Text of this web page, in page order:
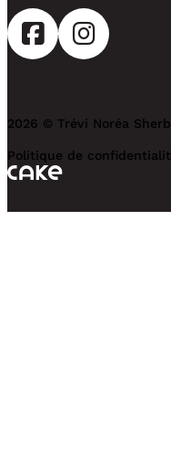
Politique de
2026 © Trévi Noréa